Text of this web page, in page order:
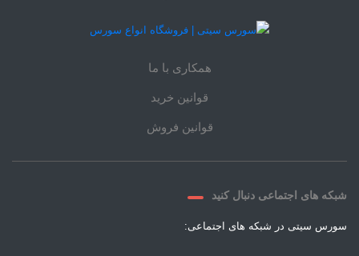
همکاری با ما
قوانین خرید
قوانین فروش
شبکه های اجتماعی دنبال کنید
سورس سیتی در شبکه های اجتماعی: